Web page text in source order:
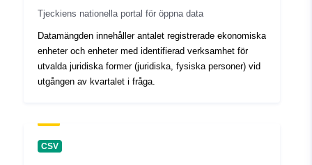
Tjeckiens nationella portal för öppna data
Datamängden innehåller antalet registrerade ekonomiska
enheter och enheter med identifierad verksamhet för
utvalda juridiska former (juridiska, fysiska personer) vid
utgången av kvartalet i fråga.
CSV